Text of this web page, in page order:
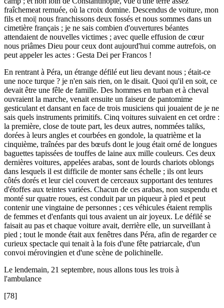
fraîchemeat remuée, où la croix domine. Descendus de voiture, mon
fils et moi| nous franchissons deux fossés et nous sommes dans un
cimetière français ; je ne sais combien d'ouvertures béantes
attendaient de nouvelles victimes ; avec quelle effusion de cœur
nous priâmes Dieu pour ceux dont aujourd'hui comme autrefois, on
peut appeler les actes : Gesta Dei per Francos !
En rentrant à Péra, un étrange défilé eut lieu devant nous ; était-ce
une noce turque ? je n'en sais rien, on le disait. Quoi qu'il en soit, ce
devait être une fêle de famille. Des hommes en turban et à cheval
ouvraient la marche, venait ensuite un faiseur de pantomime
gesticulant et dansant en face de trois musiciens qui jouaient de je ne
sais quels instruments primitifs. Cinq voitures suivaient en cet ordre :
la première, close de toute part, les deux autres, nommées taliks,
dorées à leurs angles et courbées en gondole, la quatrième et la
cinquième, traînées par des bœufs dont le joug était orné de longues
baguettes tapissées de touffes de laine aux mille couleurs. Ces deux
dernières voitures, appelées arabas, sont de lourds chariots oblongs
dans lesquels il est difficile de monter sans échelle ; ils ont leurs
côtés dorés et leur ciel couvert de cerceaux supportant des tentures
d'étoffes aux teintes variées. Chacun de ces arabas, non suspendu et
monté sur quatre roues, est conduit par un piqueur à pied et peut
contenir une vingtaine de personnes ; ces véhicules étaient remplis
de femmes et d'enfants qui tous avaient un air joyeux. Le défilé se
faisait au pas et chaque voiture avait, derrière elle, un surveillant à
pied ; tout le monde était aux fenêtres dans Péra, afin de regarder ce
curieux spectacle qui tenait à la fois d'une fête patriarcale, d'un
convoi mérovingien et d'une scène de polichinelle.
Le lendemain, 21 septembre, nous allons tous les trois à
l'ambulance
[78]